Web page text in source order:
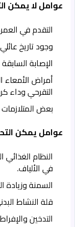
عوامل لا يمكن
التقدم في
وجود تاريخ
الإصابة
أمراض الأمعاء
التقرحي وداء
بعض المتلازمات
عوامل يمكن
النظام
في الألياف.
السمنة وزيادة
قلة النشاط
التدخين